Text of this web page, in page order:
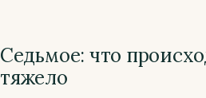
Седьмое: что
тяжело